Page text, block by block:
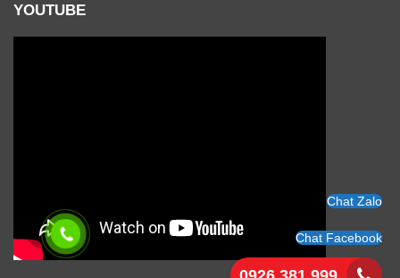
YOUTUBE
Chat Zalo
Chat Facebook